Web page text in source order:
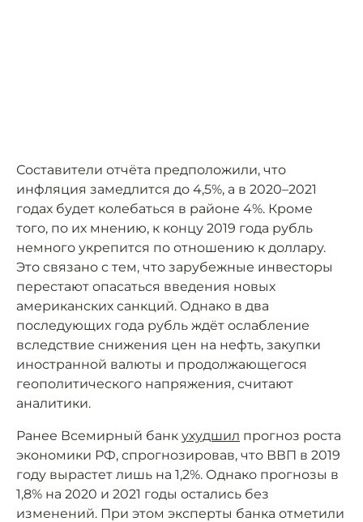
Составители отчёта предположили, что
инфляция замедлится до 4,5%, а в 2020–2021
годах будет колебаться в районе 4%. Кроме
того, по их мнению, к концу 2019 года рубль
немного укрепится по отношению к доллару.
Это связано с тем, что зарубежные инвесторы
перестают опасаться введения новых
американских санкций. Однако в два
последующих года рубль ждёт ослабление
вследствие снижения цен на нефть, закупки
иностранной валюты и продолжающегося
геополитического напряжения, считают
аналитики.
Ранее Всемирный банк ухудшил прогноз роста
экономики РФ, спрогнозировав, что ВВП в 2019
году вырастет лишь на 1,2%. Однако прогнозы в
1,8% на 2020 и 2021 годы остались без
изменений. При этом эксперты банка отметили